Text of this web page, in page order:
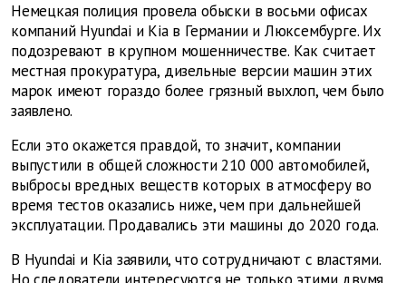
Немецкая полиция провела обыски в восьми офисах
компаний Hyundai и Kia в Германии и Люксембурге. Их
подозревают в крупном мошенничестве. Как считает
местная прокуратура, дизельные версии машин этих
марок имеют гораздо более грязный выхлоп, чем было
заявлено.
Если это окажется правдой, то значит, компании
выпустили в общей сложности 210 000 автомобилей,
выбросы вредных веществ которых в атмосферу во
время тестов оказались ниже, чем при дальнейшей
эксплуатации. Продавались эти машины до 2020 года.
В Hyundai и Kia заявили, что сотрудничают с властями.